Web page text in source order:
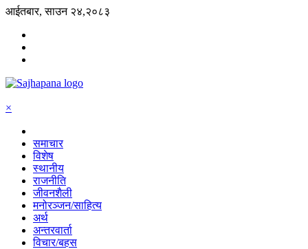
आईतबार, साउन २४,२०८३
×
समाचार
विशेष
स्थानीय
राजनीति
जीवनशैली
मनोरञ्जन/साहित्य
अर्थ
अन्तरवार्ता
विचार/बहस